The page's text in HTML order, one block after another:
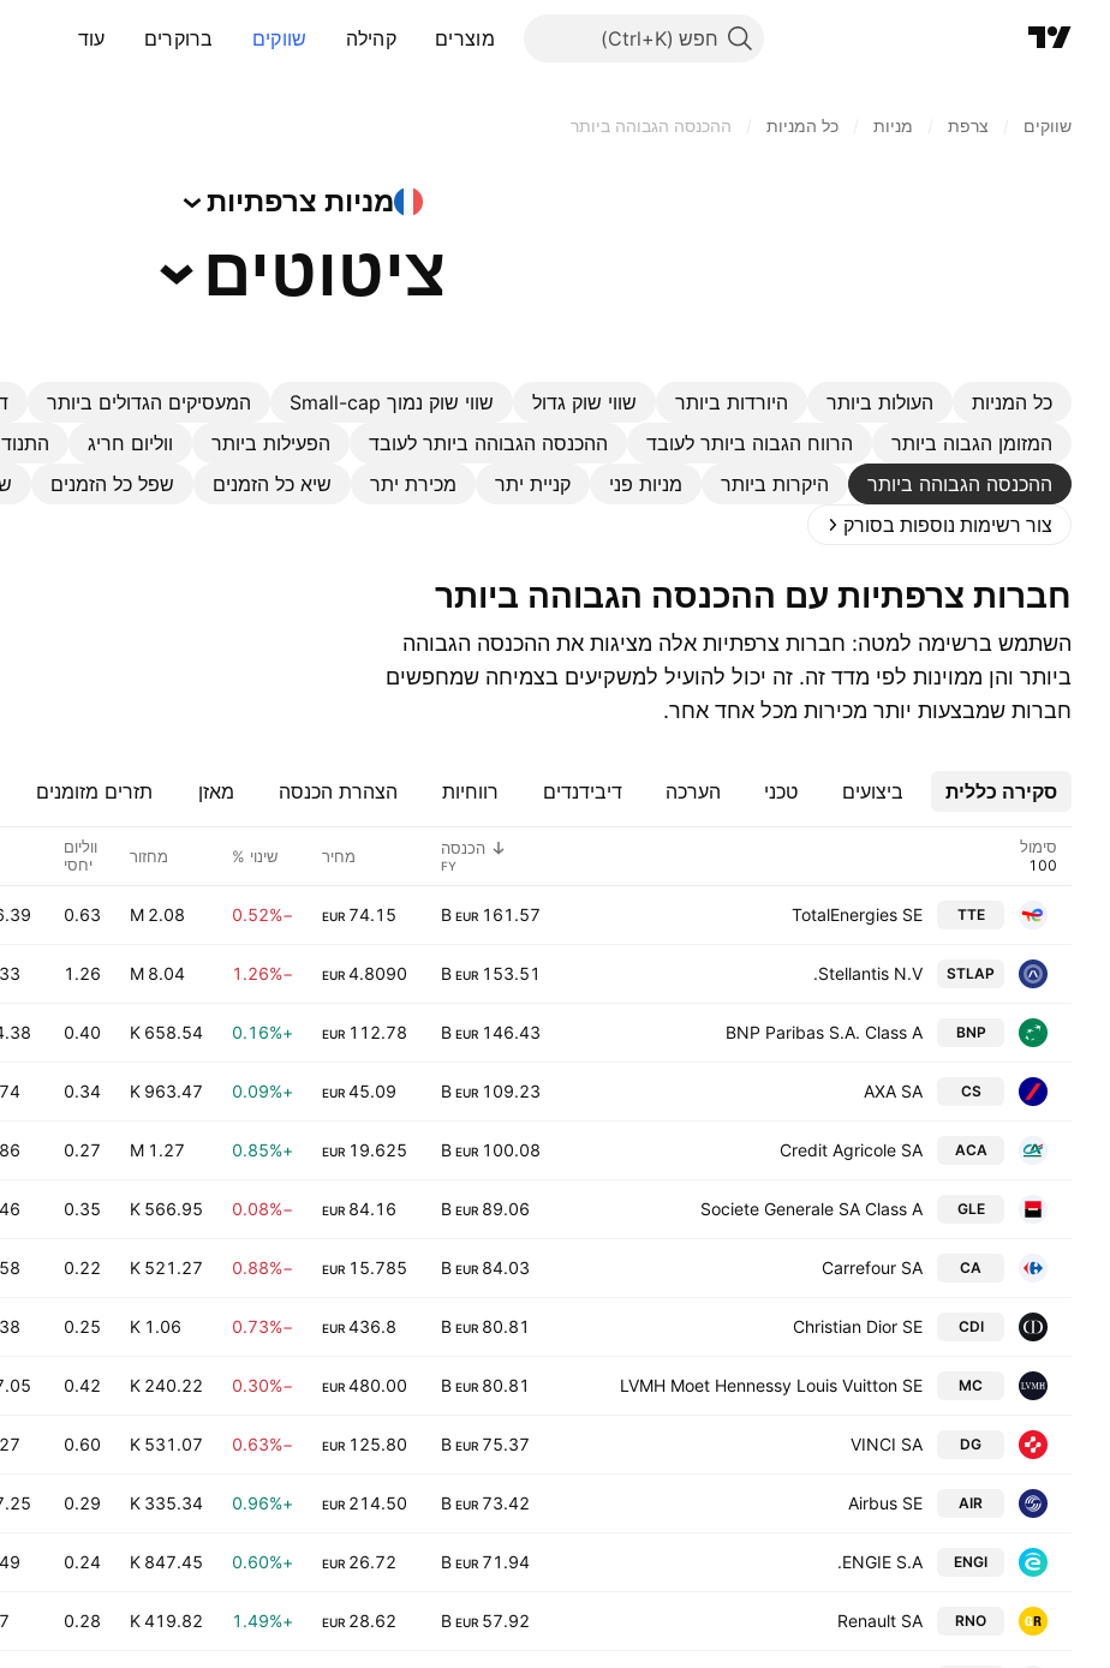
חפש מוצרים קהילה שווקים ברוקרים עוד
שווקים צרפת מניות‏ כל המניות ההכנסה הגבוהה ביותר
מניות צרפתיות
ציטוטים
כל המניות העולות ביותר היורדות ביותר שווי שוק גדול שווי שוק נמוך Small-cap המעסיקים הגדולים ביותר
המזומן הגבוה ביותר
הרווח הגבוה ביותר לעובד ההכנסה הגבוהה ביותר לעובד הפעילות ביותר ווליום חריג
ההכנסה הגבוהה ביותר
היקרות ביותר מניות פני קניית יתר מכירת יתר שיא כל הזמנים שפל כל הזמנים
צור רשימות נוספות בסורק
חברות צרפתיות עם ההכנסה הגבוהה ביותר
השתמש ברשימה למטה: ‎חברות צרפתיות‎ אלה מציגות את ההכנסה הגבוהה
ביותר והן ממוינות לפי מדד זה. זה יכול להועיל למשקיעים בצמיחה שמחפשים
חברות שמבצעות יותר מכירות מכל אחד אחר.
סקירה כללית ביצועים טכני הערכה דיבידנדים רווחיות הצהרת הכנסה מאזן תזרים מזומנים
סימול הכנסה מחיר שינוי % מחזור
ווליום
יחסי
TTE
TotalEnergies SE
161.57 B
EUR
74.15
EUR
−0.52%
2.08 M
0.63
B
STLAP
Stellantis N.V.
153.51 B
EUR
4.8090
EUR
−1.26%
8.04 M
1.26
B
BNP
BNP Paribas S.A. Class A
146.43 B
EUR
112.78
EUR
+0.16%
658.54 K
0.40
B
CS
AXA SA
109.23 B
EUR
45.09
EUR
+0.09%
963.47 K
0.34
B
ACA
Credit Agricole SA
100.08 B
EUR
19.625
EUR
+0.85%
1.27 M
0.27
B
GLE
Societe Generale SA Class A
89.06 B
EUR
84.16
EUR
−0.08%
566.95 K
0.35
B
CA
Carrefour SA
84.03 B
EUR
15.785
EUR
−0.88%
521.27 K
0.22
B
CDI
Christian Dior SE
80.81 B
EUR
436.8
EUR
−0.73%
1.06 K
0.25
B
MC
LVMH Moet Hennessy Louis Vuitton SE
80.81 B
EUR
480.00
EUR
−0.30%
240.22 K
0.42
B
DG
VINCI SA
75.37 B
EUR
125.80
EUR
−0.63%
531.07 K
0.60
B
AIR
Airbus SE
73.42 B
EUR
214.50
EUR
+0.96%
335.34 K
0.29
B
ENGI
ENGIE S.A.
71.94 B
EUR
26.72
EUR
+0.60%
847.45 K
0.24
B
RNO
Renault SA
57.92 B
EUR
28.62
EUR
+1.49%
419.82 K
0.28